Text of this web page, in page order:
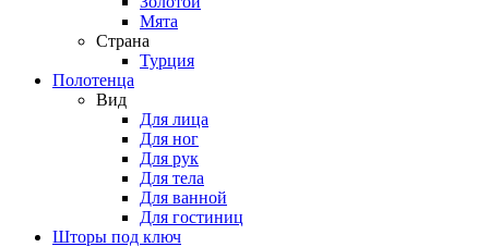
Мята
Страна
Турция
Полотенца
Вид
Для лица
Для ног
Для рук
Для тела
Для ванной
Для гостиниц
Шторы под ключ